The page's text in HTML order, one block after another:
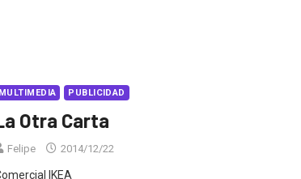
MULTIMEDIA PUBLICIDAD
Otra Carta
Felipe 2014/12/22
IKEA